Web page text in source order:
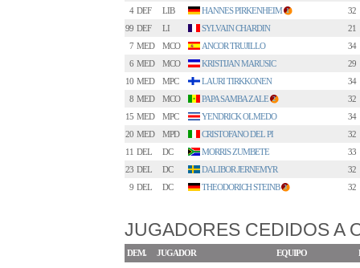
4 DEF LIB HANNES PIRKENHEIM 1
32
99 DEF LI SYLVAIN CHARDIN
21
7 MED MCO ANCOR TRUJILLO
34
6 MED MCO KRISTIJAN MARUSIC
29
10 MED MPC LAURI TIRKKONEN
34
8 MED MCO PAPA SAMBA ZALE 2
32
15 MED MPC YENDRICK OLMEDO
34
20 MED MPD CRISTOFANO DEL PI
32
11 DEL DC MORRIS ZUMBETE
33
23 DEL DC DALIBOR JERNEMYR
32
9 DEL DC THEODORICH STEINB 3 32
JUGADORES CEDIDOS A
DEM. JUGADOR EQUIPO